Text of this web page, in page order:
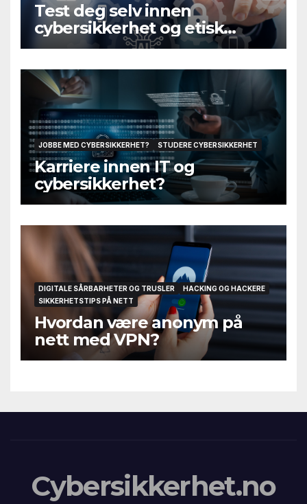
Test deg selv innen
cybersikkerhet og etisk
hacking
JOBBE MED CYBERSIKKERHET? STUDERE CYBERSIKKERHET
Karriere innen IT og
cybersikkerhet?
DIGITALE SÅRBARHETER OG TRUSLER
HACKING OG HACKERE
SIKKERHETSTIPS PÅ NETT
Hvordan være anonym på
nett med VPN?
Cybersikkerhet.no